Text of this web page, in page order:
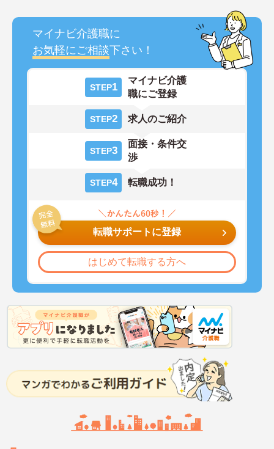
マイナビ介護職に
お気軽にご相談下さい！
STEP1
マイナビ介護
職にご登録
STEP2 求人のご紹介
STEP3
面接・条件交
渉
STEP4 転職成功！
転職サポートに登録
はじめて転職する方へ